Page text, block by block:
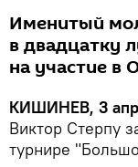
Именитый
в двадцатку
на участие в
КИШИНЕВ, 3
Виктор Стерпу
турнире